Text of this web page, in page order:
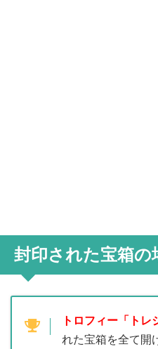
封印された宝箱の
トロフィー「トレ
れた宝箱を全て開